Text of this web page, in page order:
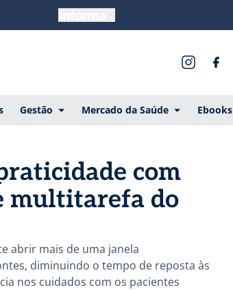
Gestão Mercado da Saúde Ebooks
com
multitarefa do
abrir mais de uma janela
diminuindo o tempo de reposta às
nos cuidados com os pacientes